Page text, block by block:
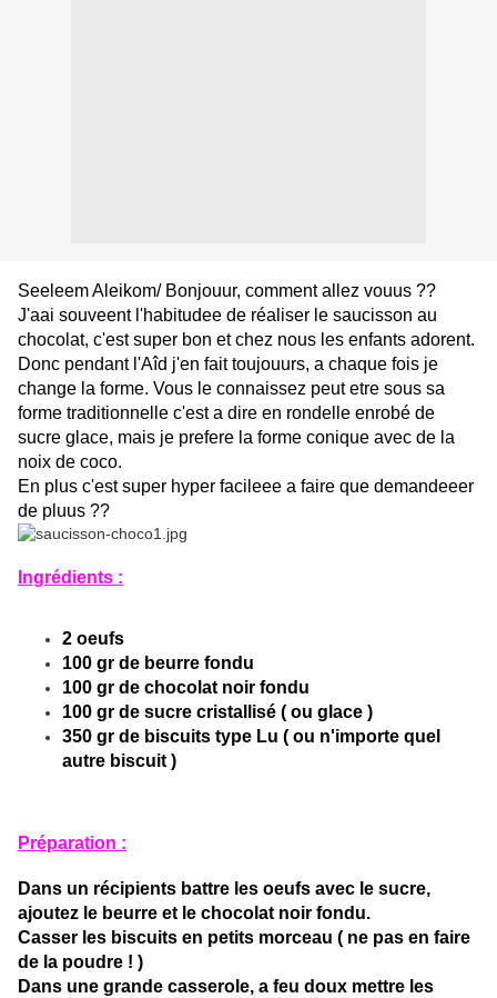
Seeleem Aleikom/ Bonjouur, comment allez vouus ??
J'aai souveent l'habitudee de réaliser le saucisson au
chocolat, c'est super bon et chez nous les enfants adorent.
Donc pendant l'Aîd j'en fait toujouurs, a chaque fois je
change la forme. Vous le connaissez peut etre sous sa
forme traditionnelle c'est a dire en rondelle enrobé de
sucre glace, mais je prefere la forme conique avec de la
noix de coco.
En plus c'est super hyper facileee a faire que demandeeer
de pluus ??
Ingrédients :
2 oeufs
100 gr de beurre fondu
100 gr de chocolat noir fondu
100 gr de sucre cristallisé ( ou glace )
350 gr de biscuits type Lu ( ou n'importe quel
autre biscuit )
Préparation :
Dans un récipients battre les oeufs avec le sucre,
ajoutez le beurre et le chocolat noir fondu.
Casser les biscuits en petits morceau ( ne pas en faire
de la poudre ! )
Dans une grande casserole, a feu doux mettre les